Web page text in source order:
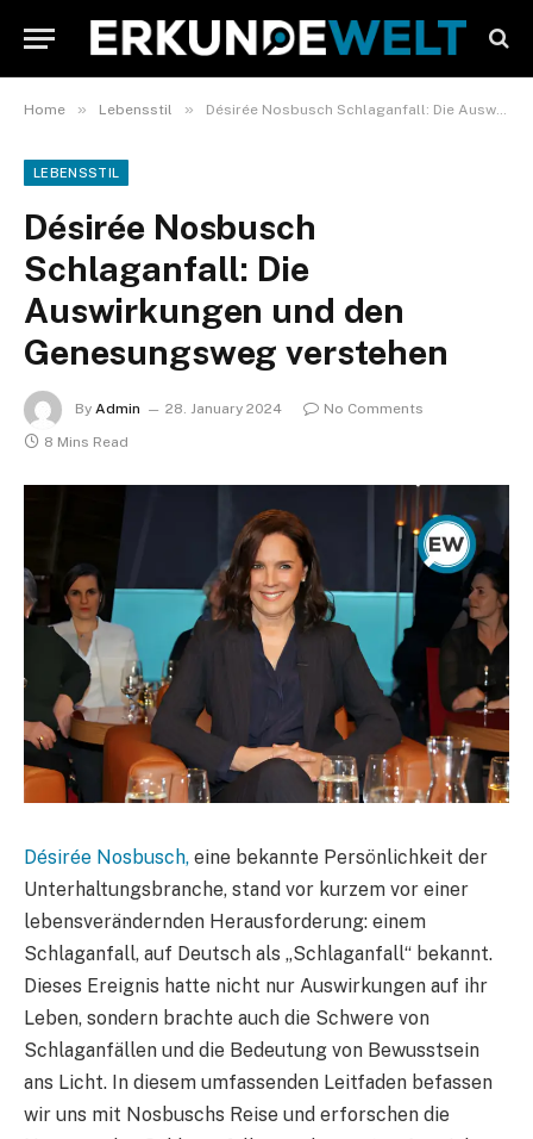
Home » Lebensstil » Désirée Nosbusch Schlaganfall: Die Auswirkungen und den Genesungsweg verstehen
LEBENSSTIL
Désirée Nosbusch
Schlaganfall: Die
Auswirkungen und den
Genesungsweg verstehen
By Admin 28. January 2024
No Comments
8 Mins Read
Désirée Nosbusch, eine bekannte Persönlichkeit der
Unterhaltungsbranche, stand vor kurzem vor einer
lebensverändernden Herausforderung: einem
Schlaganfall, auf Deutsch als „Schlaganfall“ bekannt.
Dieses Ereignis hatte nicht nur Auswirkungen auf ihr
Leben, sondern brachte auch die Schwere von
Schlaganfällen und die Bedeutung von Bewusstsein
ans Licht. In diesem umfassenden Leitfaden befassen
wir uns mit Nosbuschs Reise und erforschen die